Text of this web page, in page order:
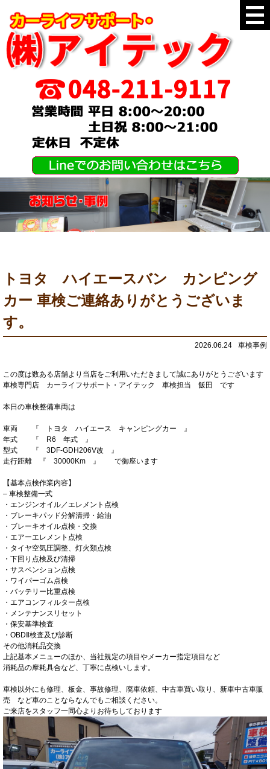
トヨタ ハイエースバン カンピング
カー 車検ご連絡ありがとうございま
す。
2026.06.24 車検事例
この度は数ある店舗より当店をご利用いただきまして誠にありがとうございます
車検専門店 カーライフサポート・アイテック 車検担当 飯田 です
本日の車検整備車両は
車両 『 トヨタ ハイエース キャンピングカー 』
年式 『 R6 年式 』
型式 『 3DF-GDH206V改 』
走行距離 『 30000Km 』 で御座います
【基本点検作業内容】
– 車検整備一式
・エンジンオイル／エレメント点検
・ブレーキパッド分解清掃・給油
・ブレーキオイル点検・交換
・エアーエレメント点検
・タイヤ空気圧調整、灯火類点検
・下回り点検及び清掃
・サスペンション点検
・ワイパーゴム点検
・バッテリー比重点検
・エアコンフィルター点検
・メンテナンスリセット
・保安基準検査
・OBDⅡ検査及び診断
その他消耗品交換
上記基本メニューのほか、当社規定の項目やメーカー指定項目など
消耗品の摩耗具合など、丁寧に点検いします。
車検以外にも修理、板金、事故修理、廃車依頼、中古車買い取り、新車中古車販
売 など車のことならなんでもご相談ください。
ご来店をスタッフ一同心よりお待ちしております